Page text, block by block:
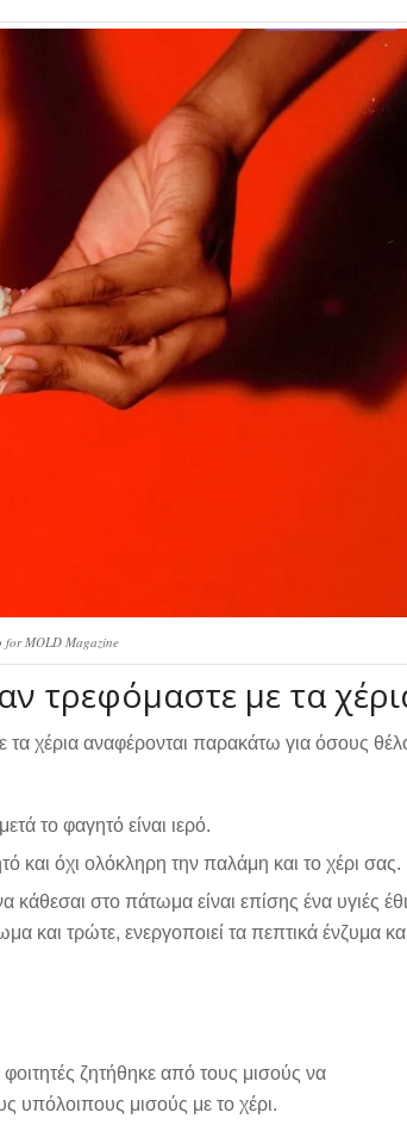
for MOLD Magazine
τρεφόμαστε με τα
τα χέρια αναφέρονται παρακάτω για όσους
το φαγητό είναι ιερό.
και όχι ολόκληρη την παλάμη και το χέρι σας.
κάθεσαι στο πάτωμα είναι επίσης ένα υγιές
και τρώτε, ενεργοποιεί τα πεπτικά ένζυμα
ζητήθηκε από τους μισούς να
υπόλοιπους μισούς με το χέρι.